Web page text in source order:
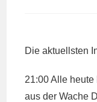
Die aktuellsten
21:00 Alle
aus der Wache